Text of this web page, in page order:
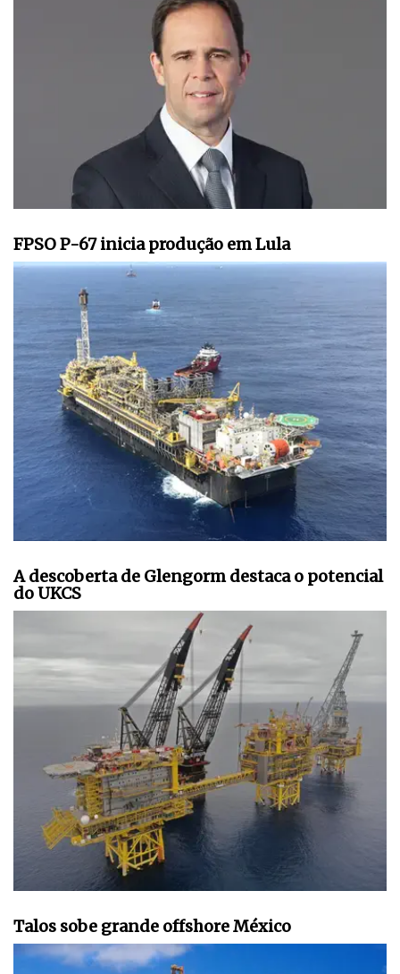
FPSO P-67 inicia produção em Lula
A descoberta de Glengorm destaca o potencial
do UKCS
Talos sobe grande offshore México